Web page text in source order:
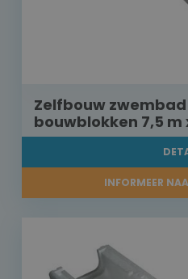
Zelfbouw
bouwblokken 7,5 m
INFORMEER